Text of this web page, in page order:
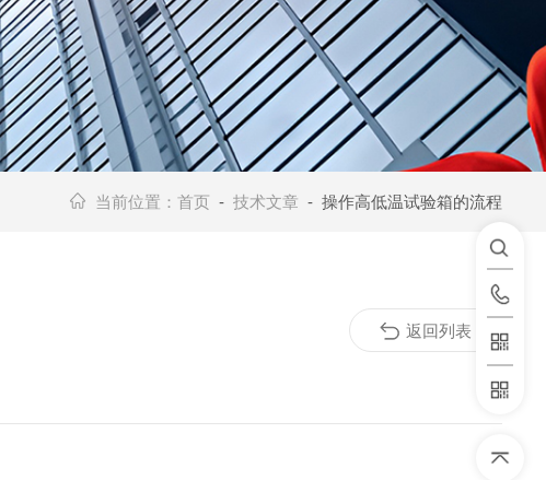
当前位置： 首页 - 技术文章 - 操作高低温试验箱的流程
返回列表